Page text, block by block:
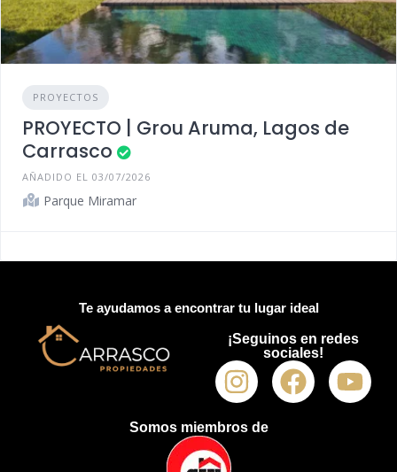
PROYECTOS
PROYECTO | Grou Aruma, Lagos de
Carrasco
AÑADIDO EL 03/07/2026
Parque Miramar
Te ayudamos a encontrar tu lugar ideal
¡Seguinos en redes
sociales!
Somos miembros de